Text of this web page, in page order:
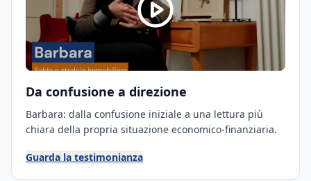
Da confusione a direzione
Barbara: dalla confusione iniziale a una lettura più
chiara della propria situazione economico-finanziaria.
Guarda la testimonianza